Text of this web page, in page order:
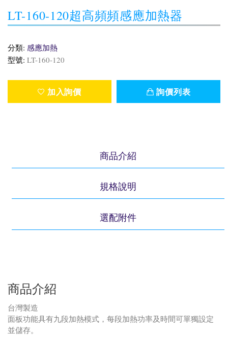
LT-160-120超高頻頻感應加熱器
分類: 感應加熱
型號: LT-160-120
加入詢價 詢價列表
商品介紹
規格說明
選配附件
商品介紹
台灣製造
面板功能具有九段加熱模式，每段加熱功率及時間可單獨設定
並儲存。